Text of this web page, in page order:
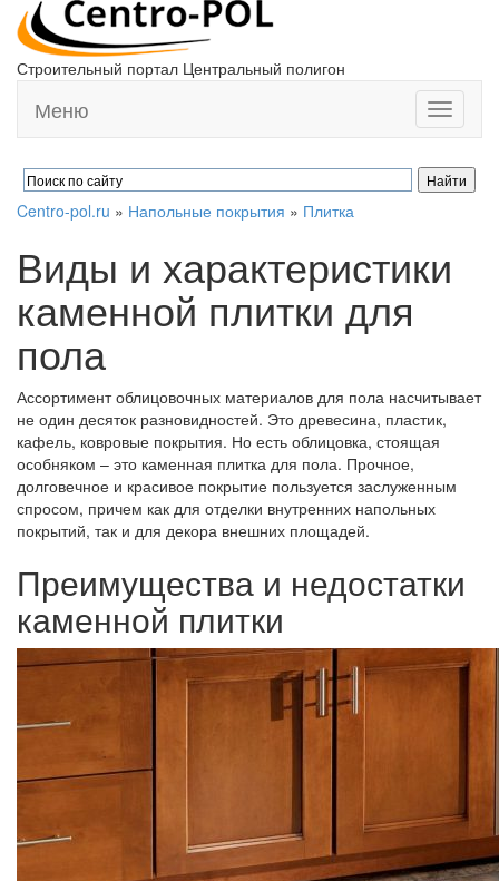
Строительный портал Центральный полигон
Toggle
Меню
Centro-pol.ru » Напольные покрытия » Плитка
Виды и характеристики
каменной плитки для
пола
Ассортимент облицовочных материалов для пола насчитывает
не один десяток разновидностей. Это древесина, пластик,
кафель, ковровые покрытия. Но есть облицовка, стоящая
особняком – это каменная плитка для пола. Прочное,
долговечное и красивое покрытие пользуется заслуженным
спросом, причем как для отделки внутренних напольных
покрытий, так и для декора внешних площадей.
Преимущества и недостатки
каменной плитки